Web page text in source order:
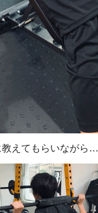
教えてもらいながら…